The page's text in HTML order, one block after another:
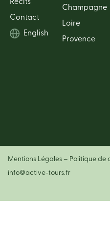
Récits
Contact
English
Champagne
Loire
Provence
Mentions Légales – Politique de
info@active-tours.fr